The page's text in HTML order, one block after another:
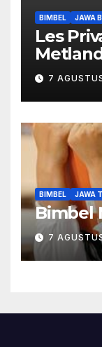
BIMBEL JAWA
Les
7
BIMBEL JAWA
Bimbel
7